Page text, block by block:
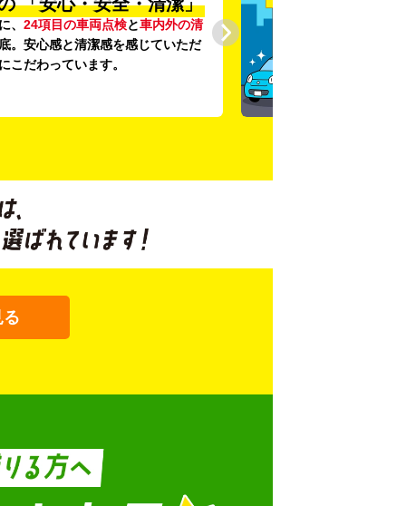
、 24項目の車両点検と車内外の清
。安心感と清潔感を感じていただ
こだわっています。